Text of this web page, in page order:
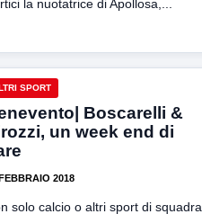
la nuotatrice di Apollosa,...
SPORT
Boscarelli &
un week end di
2018
solo calcio o altri sport di squadra,